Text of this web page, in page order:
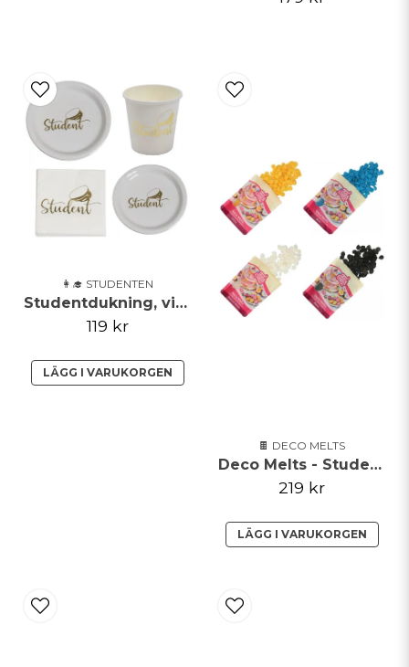
👩‍🎓 STUDENTEN
Studentdukning, vit och guld - 8 personer
119 kr
LÄGG I VARUKORGEN
🍫 DECO MELTS
Deco Melts - Student
219 kr
LÄGG I VARUKORGEN